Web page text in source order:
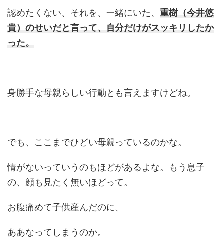
認めたくない、それを、一緒にいた、 重樹（今井悠
貴）のせいだと言って、自分だけがスッキリしたか
った。
身勝手な母親らしい行動とも言えますけどね。
でも、ここまでひどい母親っているのかな。
情がないっていうのもほどがあるよな。もう息子
の、顔も見たく無いほどって。
お腹痛めて子供産んだのに、
ああなってしまうのか。